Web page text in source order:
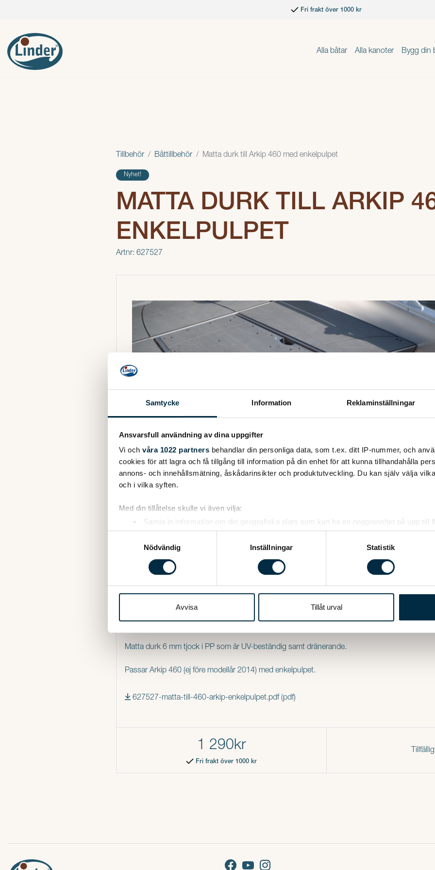
Samtycke Information Reklaminställningar
Ansvarsfull användning av dina uppgifter
Vi och våra 1022 partners behandlar din personliga data, som t.ex. ditt IP-nummer, och
cookies för att lagra och få tillgång till information på din enhet för att kunna tillhandahålla
annons- och innehållsmätning, åskådarinsikter och produktutveckling. Du kan själv välja
och i vilka syften.
Med din tillåtelse skulle vi även vilja:
Samla in information om din geografiska plats som kan ha en noggrannhet på upp till
Identifiera din enhet genom att aktivt skanna den för specifika kännetecken
Ta reda på mer om hur dina personliga uppgifter behandlas och ställ in dina preferenser i
eller dra tillbaka ditt samtycke när som helst från cookie-förklaringen.
sociala medier och analysera vår trafik. Vi vidarebefordrar även sådana identifierare och
till de sociala medier och annons- och analysföretag som vi samarbetar med. Dessa kan i
Nödvändig
Inställningar Statistik
Avvisa Tillåt urval
Fri frakt över 1000 kr
Alla båtar Alla kanoter Bygg din
Tillbehör Båttillbehör Matta durk till Arkip 460 med enkelpulpet
Nyhet!
MATTA DURK TILL ARKIP
ENKELPULPET
Artnr: 627527
Matta durk 6 mm tjock i PP som är UV-beständig samt dränerande.
Passar Arkip 460 (ej före modellår 2014) med enkelpulpet.
627527-matta-till-460-arkip-enkelpulpet.pdf (pdf)
1 290kr
Fri frakt över 1000 kr